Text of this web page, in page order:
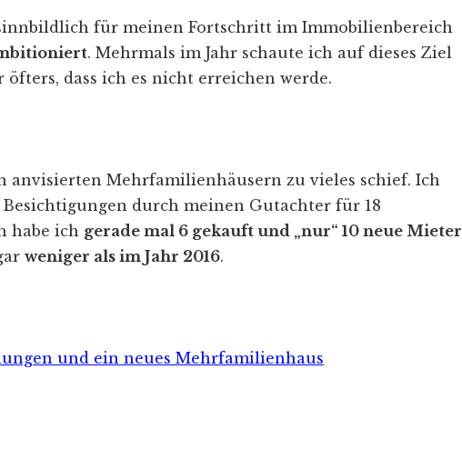
für meinen Fortschritt im Immobilienbereich
. Mehrmals im Jahr schaute ich auf dieses Ziel
dass ich es nicht erreichen werde.
anvisierten Mehrfamilienhäusern zu vieles schief. Ich
Besichtigungen durch meinen Gutachter für 18
habe ich gerade mal 6 gekauft und „nur“ 10 neue Mieter
weniger als im Jahr 2016.
und ein neues Mehrfamilienhaus